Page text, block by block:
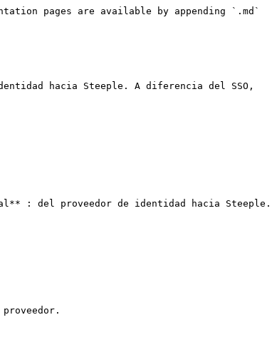
pages are available by appending `.md`
hacia Steeple. A diferencia del SSO,
: del proveedor de identidad hacia Steeple.